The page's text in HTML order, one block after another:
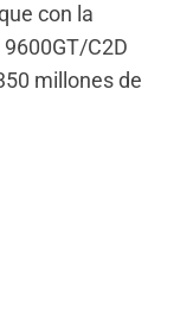
con la
C2D
millones de